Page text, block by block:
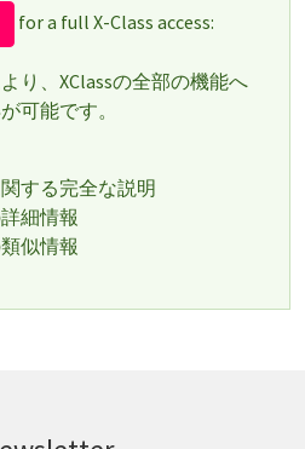
for a full X-Class access:
り、XClassの全部の機能へ
可能です。
する完全な説明
細情報
似情報